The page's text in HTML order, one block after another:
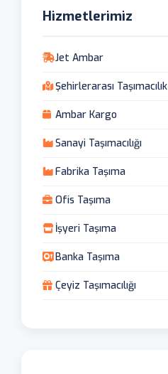
Hizmetlerimiz
Jet Ambar
Şehirlerarası Taşımacılık
Ambar Kargo
Sanayi Taşımacılığı
Fabrika Taşıma
Ofis Taşıma
İşyeri Taşıma
Banka Taşıma
Çeyiz Taşımacılığı